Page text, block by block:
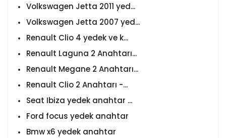
Volkswagen Jetta 2011 yed...
Volkswagen Jetta 2007 yed...
Renault Clio 4 yedek ve k...
Renault Laguna 2 Anahtarı...
Renault Megane 2 Anahtarı...
Renault Clio 2 Anahtarı -...
Seat Ibiza yedek anahtar ...
Ford focus yedek anahtar
Bmw x6 yedek anahtar